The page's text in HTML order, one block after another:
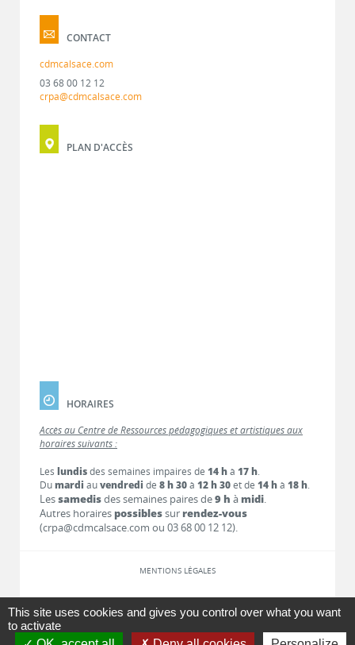
CONTACT
cdmcalsace.com
03 68 00 12 12
crpa@cdmcalsace.com
PLAN D'ACCÈS
HORAIRES
Accès au Centre de Ressources pédagogiques et artistiques aux
horaires suivants :
Les lundisdes semaines impaires de 14 hà 17 h.
Dumardi auvendredi de 8 h 30à 12 h 30et de 14 hà 18 h.
Lessamedisdes semaines paires de9 h à midi.
Autres horaires possiblessur rendez-vous
(crpa@cdmcalsace.com ou 03 68 00 12 12).
MENTIONS LÉGALES
LIENS
This site uses cookies and gives you control over what you want
to activate